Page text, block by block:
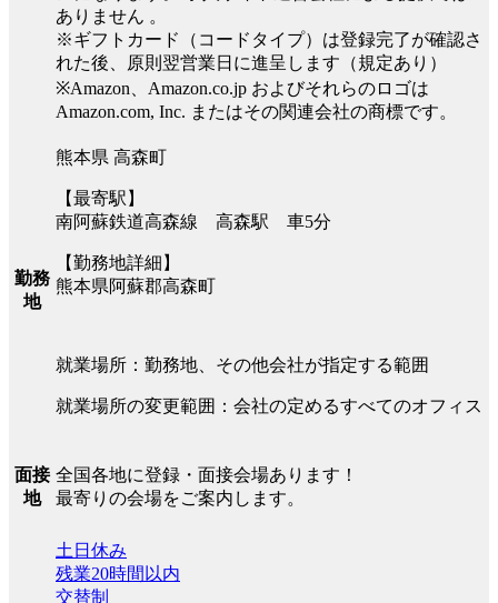
ありません 。
※ギフトカード（コードタイプ）は登録完了が確認さ
れた後、原則翌営業日に進呈します（規定あり）
※Amazon、Amazon.co.jp およびそれらのロゴは
Amazon.com, Inc. またはその関連会社の商標です。
勤務
地
熊本県 高森町
【最寄駅】
南阿蘇鉄道高森線 高森駅 車5分
【勤務地詳細】
熊本県阿蘇郡高森町
就業場所：勤務地、その他会社が指定する範囲
就業場所の変更範囲：会社の定めるすべてのオフィス
面接
地
全国各地に登録・面接会場あります！
最寄りの会場をご案内します。
土日休み
残業20時間以内
交替制